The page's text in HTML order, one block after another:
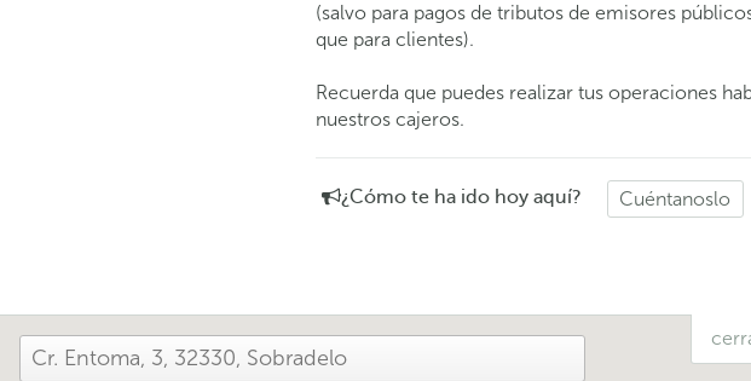
(salvo para pagos de tributos de emisores
que para clientes).
Recuerda que puedes realizar tus operaciones
nuestros cajeros.
¿Cómo te ha ido hoy aquí? Cuéntanoslo